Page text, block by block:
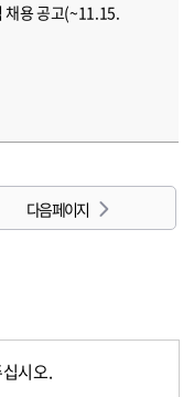
채용 공고(~11.15.
다음 페이지
시오.